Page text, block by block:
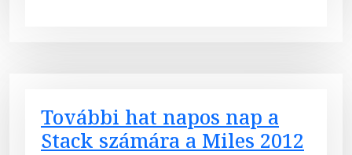
További hat napos nap a
Stack számára a Miles 2012